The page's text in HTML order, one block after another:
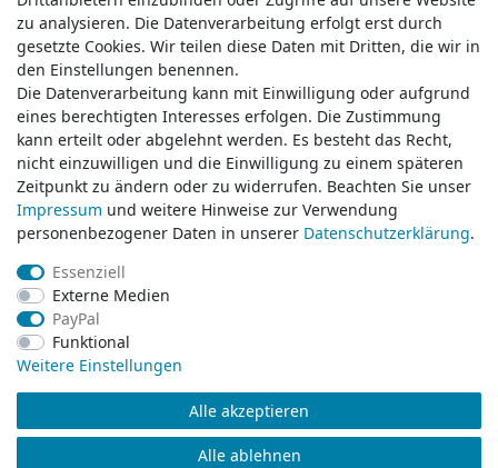
Service & Kontakt
Wünschen Sie einen Rückruf?
service@klamato.de
Schreiben Sie uns:
service@klamato.de
Durchschnittliche Bewertung von
Bewertungsgrundlage des Anbieters: 5 Verkaufs- und 3 Bewertungsplattformen
© Copyright 2026 klamato.de | Alle Rechte vorbehalten.
zu analysieren. Die Datenverarbeitung erfolgt erst durch
gesetzte Cookies. Wir teilen diese Daten mit Dritten, die wir in
den Einstellungen benennen.
Die Datenverarbeitung kann mit Einwilligung oder aufgrund
eines berechtigten Interesses erfolgen. Die Zustimmung
kann erteilt oder abgelehnt werden. Es besteht das Recht,
nicht einzuwilligen und die Einwilligung zu einem späteren
Zeitpunkt zu ändern oder zu widerrufen. Beachten Sie unser
Impressum und weitere Hinweise zur Verwendung
personenbezogener Daten in unserer Daten­schutz­erklärung.
Essenziell
Externe Medien
PayPal
Funktional
Weitere Einstellungen
Alle akzeptieren
Alle ablehnen
zu analysieren. Die Datenverarbeitung erfolgt erst durch
gesetzte Cookies. Wir teilen diese Daten mit Dritten, die wir in
den Einstellungen benennen.
Die Datenverarbeitung kann mit Einwilligung oder aufgrund
eines berechtigten Interesses erfolgen. Die Zustimmung
kann erteilt oder abgelehnt werden. Es besteht das Recht,
nicht einzuwilligen und die Einwilligung zu einem späteren
Zeitpunkt zu ändern oder zu widerrufen. Beachten Sie unser
Impressum und weitere Hinweise zur Verwendung
personenbezogener Daten in unserer Daten­schutz­erklärung.
Essenziell
Externe Medien
PayPal
Funktional
Weitere Einstellungen
Alle akzeptieren
Alle ablehnen